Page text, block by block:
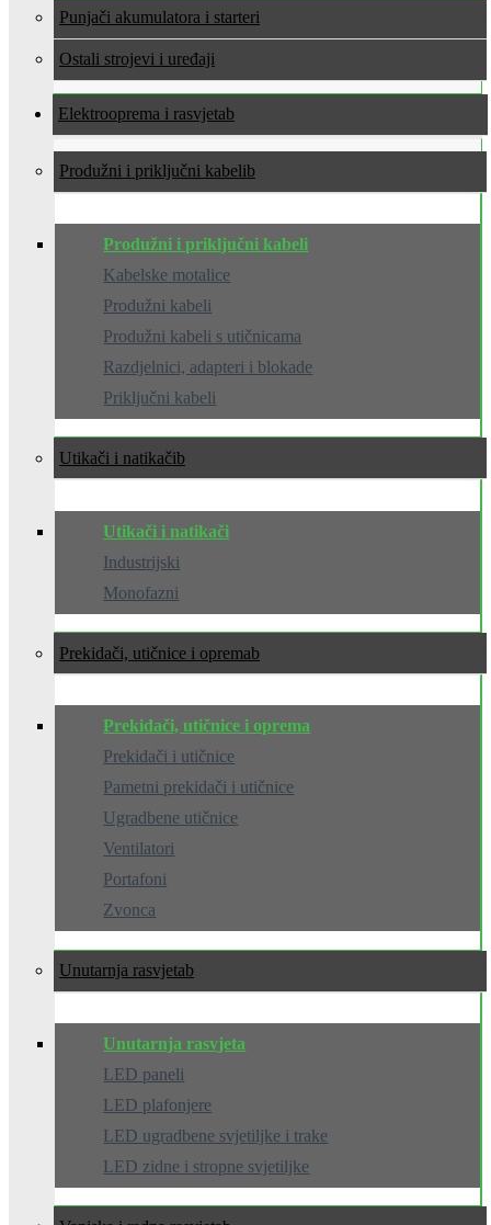
Punjači akumulatora i starteri
Ostali strojevi i uređaji
Elektrooprema i rasvjeta
Produžni i priključni kabeli
Produžni i priključni kabeli
Kabelske motalice
Produžni kabeli
Produžni kabeli s utičnicama
Razdjelnici, adapteri i blokade
Priključni kabeli
Utikači i natikači
Utikači i natikači
Industrijski
Monofazni
Prekidači, utičnice i oprema
Prekidači, utičnice i oprema
Prekidači i utičnice
Pametni prekidači i utičnice
Ugradbene utičnice
Ventilatori
Portafoni
Zvonca
Unutarnja rasvjeta
Unutarnja rasvjeta
LED paneli
LED plafonjere
LED ugradbene svjetiljke i trake
LED zidne i stropne svjetiljke